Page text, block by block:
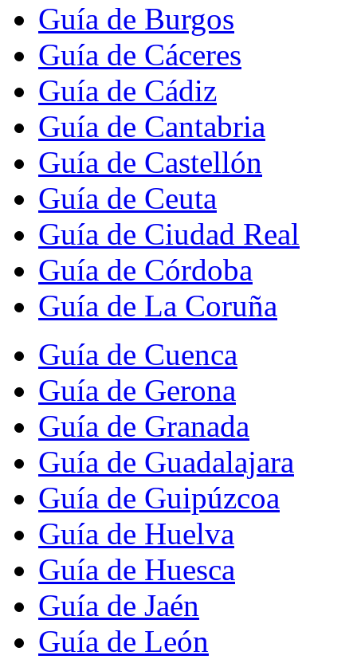
Guía de Burgos
Guía de Cáceres
Guía de Cádiz
Guía de Cantabria
Guía de Castellón
Guía de Ceuta
Guía de Ciudad Real
Guía de Córdoba
Guía de La Coruña
Guía de Cuenca
Guía de Gerona
Guía de Granada
Guía de Guadalajara
Guía de Guipúzcoa
Guía de Huelva
Guía de Huesca
Guía de Jaén
Guía de León